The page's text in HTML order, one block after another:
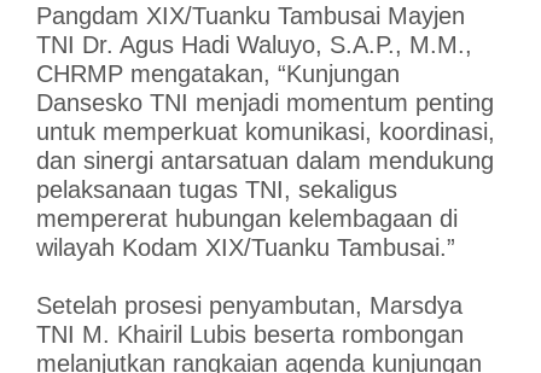
Pangdam XIX/Tuanku Tambusai Mayjen
TNI Dr. Agus Hadi Waluyo, S.A.P., M.M.,
CHRMP mengatakan, “Kunjungan
Dansesko TNI menjadi momentum penting
untuk memperkuat komunikasi, koordinasi,
dan sinergi antarsatuan dalam mendukung
pelaksanaan tugas TNI, sekaligus
mempererat hubungan kelembagaan di
wilayah Kodam XIX/Tuanku Tambusai.”
Setelah prosesi penyambutan, Marsdya
TNI M. Khairil Lubis beserta rombongan
melanjutkan rangkaian agenda kunjungan